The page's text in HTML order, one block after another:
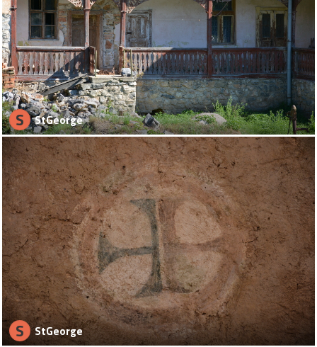
S StGeorge
S StGeorge